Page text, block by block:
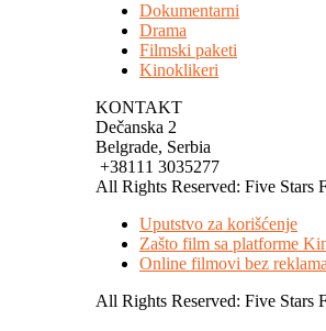
Dokumentarni
Drama
Filmski paketi
Kinoklikeri
KONTAKT
Dečanska 2
Belgrade, Serbia
+38111 3035277
All Rights Reserved: Five Stars
Uputstvo za korišćenje
Zašto film sa platforme
Online filmovi bez reklama
All Rights Reserved: Five Stars